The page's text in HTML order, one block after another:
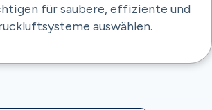
für saubere, effiziente und
auswählen.